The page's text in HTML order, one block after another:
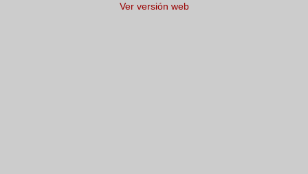
Ver versión web